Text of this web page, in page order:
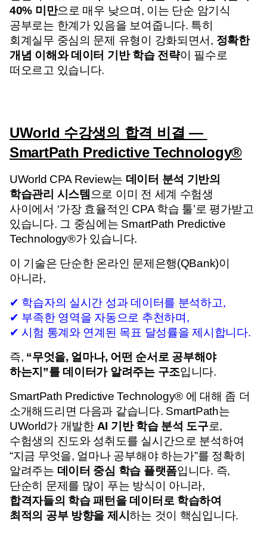
40% 미만으로 매우 낮으며, 이는 단순 암기식
공부로는 한계가 있음을 보여줍니다. 특히
회계실무 중심의 문제 유형이 강화되면서, 정확한
개념 이해와 데이터 기반 학습 전략이 필수로
떠오르고 있습니다.
UWorld 수강생의 합격 비결 —
SmartPath Predictive Technology®
UWorld CPA Review는 데이터 분석 기반의
학습관리 시스템 으로 이미 전 세계 수험생
사이에서 ‘가장 효율적인 CPA 학습 툴’로 평가받고
있습니다. 그 중심에는 SmartPath Predictive
Technology®가 있습니다.
이 기술은 단순한 온라인 문제은행(QBank)이
아니라,
✔ 학습자의 실시간 성과 데이터를 분석하고,
✔ 부족한 영역을 자동으로 추천하며,
✔ 시험 통계와 연계된 목표 달성률을 제시합니다.
즉, “무엇을, 얼마나, 어떤 순서로 공부해야
하는지”를 데이터가 알려주는 구조입니다.
SmartPath Predictive Technology® 에 대해 좀 더
소개해드리면 다음과 같습니다. SmartPath는
UWorld가 개발한 AI 기반 학습 분석 도구
수험생의 진도와 성취도를 실시간으로 분석하여
“지금 무엇을, 얼마나 공부해야 하는가”를 정확히
알려주는 데이터 중심 학습 플랫폼입니다. 즉,
합격자들의 학습 패턴을 데이터로 학습하여
최적의 공부 방향을 제시하는 것이 핵심입니다.